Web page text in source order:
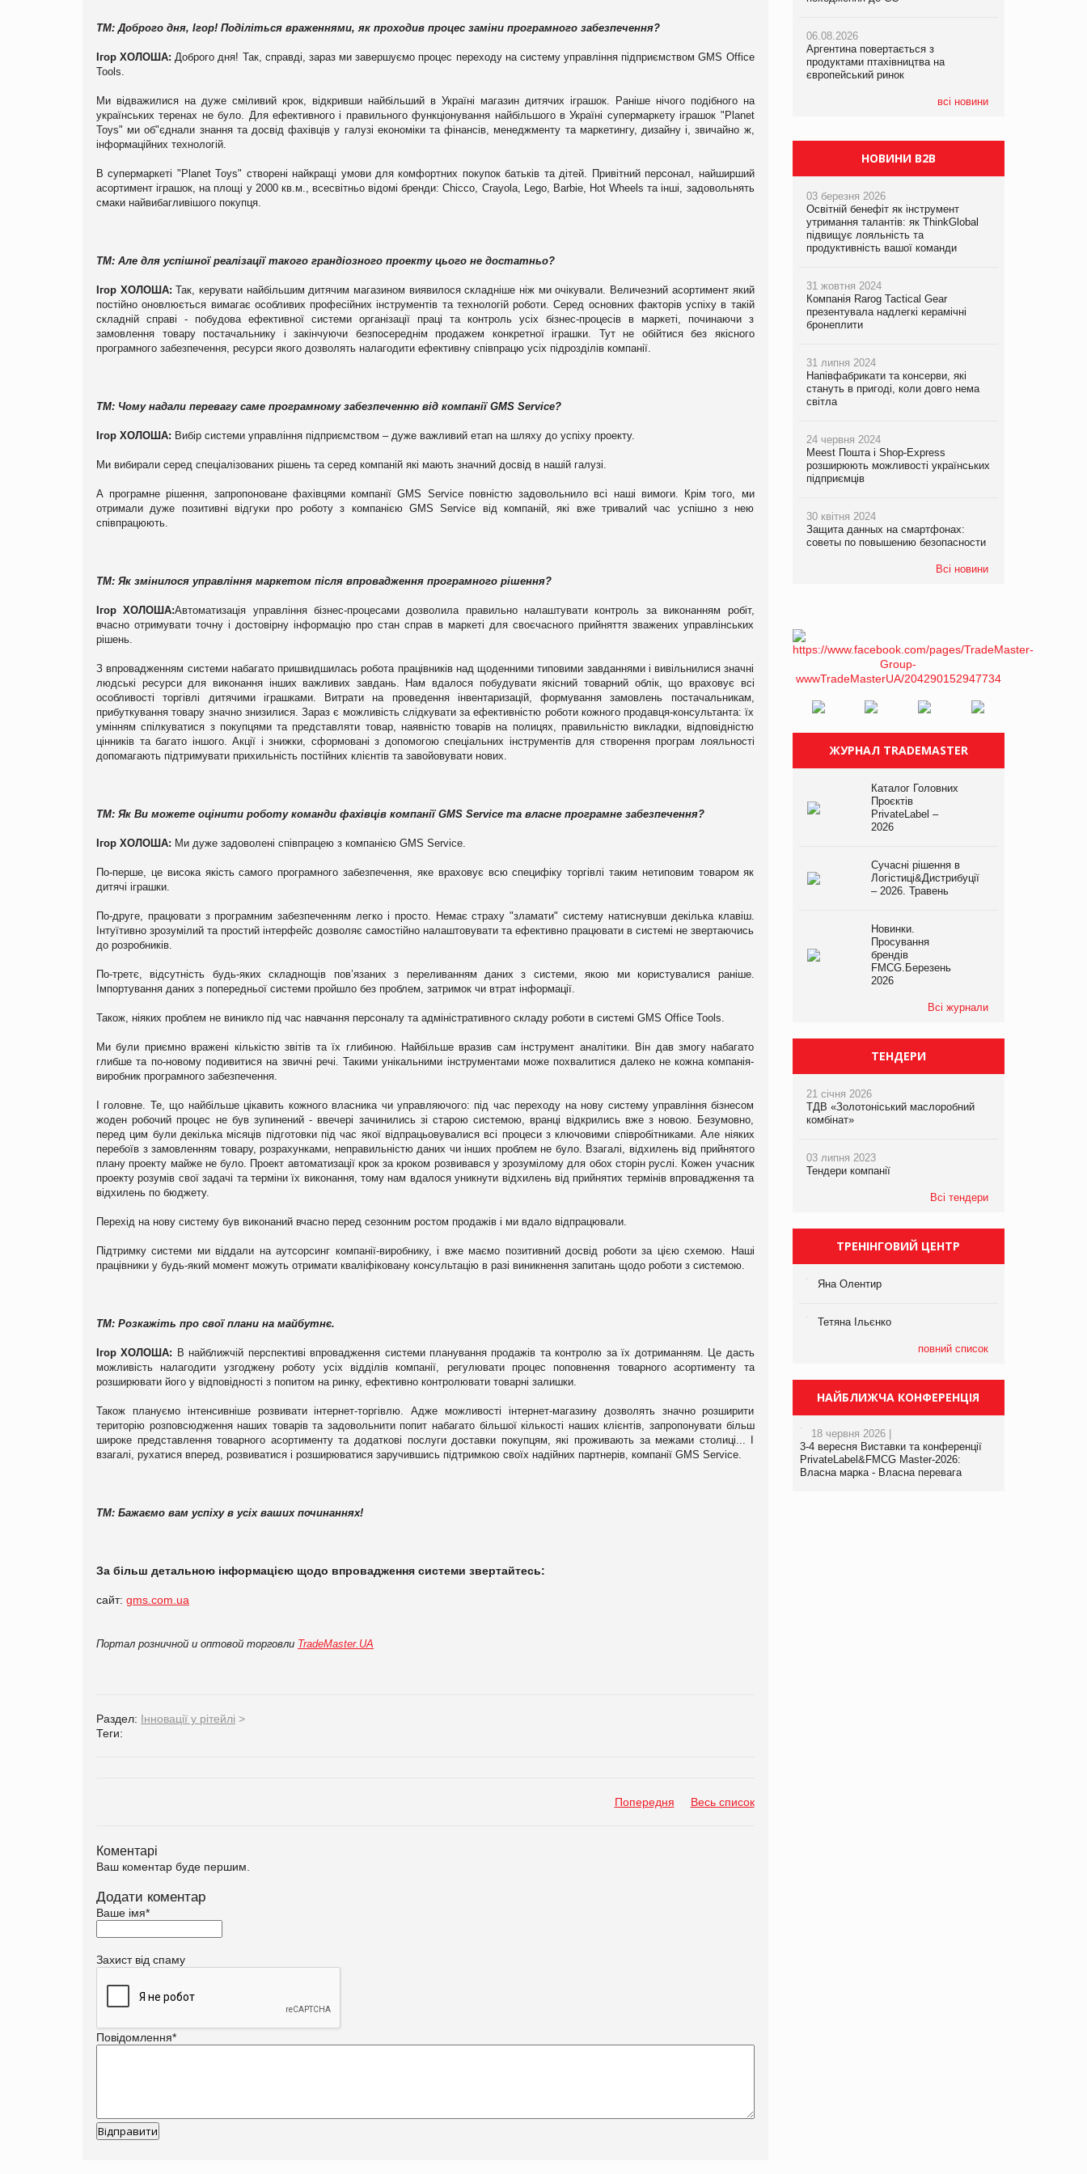
TM: Доброго дня, Ігор! Поділіться враженнями, як проходив процес заміни програмного забезпечення?
Ігор ХОЛОША: Доброго дня! Так, справді, зараз ми завершуємо процес переходу на систему управління підприємством GMS Office
Tools.
Ми відважилися на дуже сміливий крок, відкривши найбільший в Україні магазин дитячих іграшок. Раніше нічого подібного на
українських теренах не було. Для ефективного і правильного функціонування найбільшого в Україні супермаркету іграшок "Planet
Toys" ми об"єднали знання та досвід фахівців у галузі економіки та фінансів, менеджменту та маркетингу, дизайну і, звичайно ж,
інформаційних технологій.
В супермаркеті "Planet Toys" створені найкращі умови для комфортних покупок батьків та дітей. Привітний персонал, найширший
асортимент іграшок, на площі у 2000 кв.м., всесвітньо відомі бренди:Chicco, Crayola, Lego, Barbie, Hot Wheels та інші,
задовольнять
смаки найвибагливішого покупця.
TM: Але для успішної реалізації такого грандіозного проекту цього не достатньо?
Ігор ХОЛОША: Так, керувати найбільшим дитячим магазином виявилося складніше ніж ми очікували.
Величезний асортимент який
постійно оновлюється вимагає особливих професійних інструментів та технологій роботи.Серед основних факторів успіху в такій
складній справі - побудова ефективної системи організації праці та контроль усіх бізнес-процесів в маркеті, починаючи з
замовлення товару постачальнику і закінчуючи безпосереднім продажем конкретної іграшки. Тут не обійтися без якісного
програмного забезпечення, ресурси якого дозволять налагодити ефективну співпрацю усіх підрозділів компанії.
TM: Чому надали перевагу саме програмному забезпеченню від компанії GMS Service?
Ігор ХОЛОША: Вибір системи управління підприємством – дуже важливий етап на шляху до успіху проекту.
Ми вибирали серед спеціалізованих рішень та серед компаній які мають значний досвід в нашій галузі.
А програмне рішення, запропоноване фахівцями компанії GMS Service повністю задовольнило всі наші вимоги. Крім того, ми
отримали дуже позитивні відгуки про роботу з компанією GMS Service від компаній, які вже тривалий час успішно з нею
співпрацюють.
TM: Як змінилося управління маркетом після впровадження програмного рішення?
Ігор ХОЛОША:Автоматизація управління бізнес-процесами дозволила правильно налаштувати контроль за виконанням робіт,
вчасно отримувати точну і достовірну інформацію про стан справ в маркеті для своєчасного прийняття зважених управлінських
рішень.
З впровадженням системи набагато пришвидшилась робота працівників над щоденними типовими завданнями і вивільнилися значні
людські ресурси для виконання інших важливих завдань. Нам вдалося побудувати якісний товарний облік, що враховує всі
особливості торгівлі дитячими іграшками. Витрати на проведення інвентаризацій, формування замовлень постачальникам,
прибуткування товару значно знизилися. Зараз є можливість слідкувати за ефективністю роботи кожного продавця-консультанта: їх
умінням спілкуватися з покупцями та представляти товар, наявністю товарів на полицях, правильністю викладки, відповідністю
цінників та багато іншого. Акції і знижки, сформовані з допомогою спеціальних інструментів для створення програм лояльності
допомагають підтримувати прихильність постійних клієнтів та завойовувати нових.
TM: Як Ви можете оцінити роботу команди фахівців компанії GMS Service та власне програмне забезпечення?
Ігор ХОЛОША: Ми дуже задоволені співпрацею з компанією GMS Service.
По-перше, це висока якість самого програмного забезпечення, яке враховує всю специфіку торгівлі таким нетиповим товаром як
дитячі іграшки.
По-друге, працювати з програмним забезпеченням легко і просто. Немає страху "зламати" систему натиснувши декілька клавіш.
Інтуїтивно зрозумілий та простий інтерфейс дозволяє самостійно налаштовувати та ефективно працювати в системі не звертаючись
до розробників.
По-третє, відсутність будь-яких складнощів пов’язаних з переливанням даних з системи, якою ми користувалися раніше.
Імпортування даних з попередньої системи пройшло без проблем, затримок чи втрат інформації.
Також, ніяких проблем не виникло під час навчання персоналу та адміністративного складу роботи в системі GMS Office Tools.
Ми були приємно вражені кількістю звітів та їх глибиною. Найбільше вразив сам інструмент аналітики. Він дав змогу набагато
глибше та по-новому подивитися на звичні речі. Такими унікальними інструментами може похвалитися далеко не кожна компанія-
виробник програмного забезпечення.
І головне. Те, що найбільше цікавить кожного власника чи управляючого: під час переходу на нову систему управління бізнесом
жоден робочий процес не був зупинений - ввечері зачинились зі старою системою, вранці відкрились вже з новою. Безумовно,
перед цим були декілька місяців підготовки під час якої відпрацьовувалися всі процеси з ключовими співробітниками. Але ніяких
перебоїв з замовленням товару, розрахунками, неправильністю даних чи інших проблем не було. Взагалі, відхилень від прийнятого
плану проекту майже не було. Проект автоматизації крок за кроком розвивався у зрозумілому для обох сторін руслі. Кожен учасник
проекту розумів свої задачі та терміни їх виконання, тому нам вдалося уникнути відхилень від прийнятих термінів впровадження та
відхилень по бюджету.
Перехід на нову систему був виконаний вчасно перед сезонним ростом продажів і ми вдало відпрацювали.
Підтримку системи ми віддали на аутсорсинг компанії-виробнику, і вже маємо позитивний досвід роботи за цією схемою. Наші
працівники у будь-який момент можуть отримати кваліфіковану консультацію в разі виникнення запитань щодо роботи з системою.
TM: Розкажіть про свої плани на майбутнє.
Ігор ХОЛОША: В найближчій перспективі впровадження системи планування продажів та контролю за їх дотриманням. Це дасть
можливість налагодити узгоджену роботу усіх відділів компанії, регулювати процес поповнення товарного асортименту та
розширювати його у відповідності з попитом на ринку, ефективно контролювати товарні залишки.
Також плануємо інтенсивніше розвивати інтернет-торгівлю. Адже можливості інтернет-магазину дозволять значно розширити
територію розповсюдження наших товарів та задовольнити попит набагато більшої кількості наших клієнтів, запропонувати більш
широке представлення товарного асортименту та додаткові послуги доставки покупцям, які проживають за межами столиці... І
взагалі, рухатися вперед, розвиватися і розширюватися заручившись підтримкою своїх надійних партнерів, компанії GMS Service.
TM: Бажаємо вам успіху в усіх ваших починаннях!
За більш детальною інформацією щодо впровадження системи звертайтесь:
сайт: gms.com.ua
Портал розничной и оптовой торговли TradeMaster.UA
Раздел: Інновації у рітейлі >
Теги:
Попередня Весь список
Коментарі
Ваш коментар буде першим.
Додати коментар
Ваше імя*
Захист від спаму
Повідомлення*
06.08.2026
Аргентина повертається з
продуктами птахівництва на
європейський ринок
всі новини
05.08.2026
Смачне поповнення дитячого меню:
у VARUS з’явилися новинки від ТМ
ТОКЕРИ
хлібобулочні вироби на
PrivateLabel&FMCG Master 2026
06.08.2026
Аргентина повертається з
продуктами птахівництва на
європейський ринок
НОВИНИ B2B
03 березня 2026
Освітній бенефіт як інструмент
утримання талантів: як ThinkGlobal
підвищує лояльність та
продуктивність вашої команди
31 жовтня 2024
Компанія Rarog Tactical Gear
презентувала надлегкі керамічні
бронеплити
31 липня 2024
Напівфабрикати та консерви, які
стануть в пригоді, коли довго нема
світла
24 червня 2024
Meest Пошта і Shop-Express
розширюють можливості українських
підприємців
30 квітня 2024
Защита данных на смартфонах:
советы по повышению безопасности
Всі новини
ЖУРНАЛ TRADEMASTER
Каталог Головних
Проєктів
PrivateLabel –
2026
Сучасні рішення в
Логістиці&Дистрибуції
– 2026. Травень
Новинки.
Просування
брендів
FMCG.Березень
2026
Всі журнали
ТЕНДЕРИ
21 січня 2026
ТДВ «Золотоніський маслоробний
комбінат»
03 липня 2023
Тендери компанії
Всі тендери
ТРЕНІНГОВИЙ ЦЕНТР
Яна Олентир
Тетяна Ільєнко
повний список
НАЙБЛИЖЧА КОНФЕРЕНЦІЯ
18 червня 2026 |
3-4 вересня Виставки та конференції
PrivateLabel&FMCG Master-2026:
Власна марка - Власна перевага